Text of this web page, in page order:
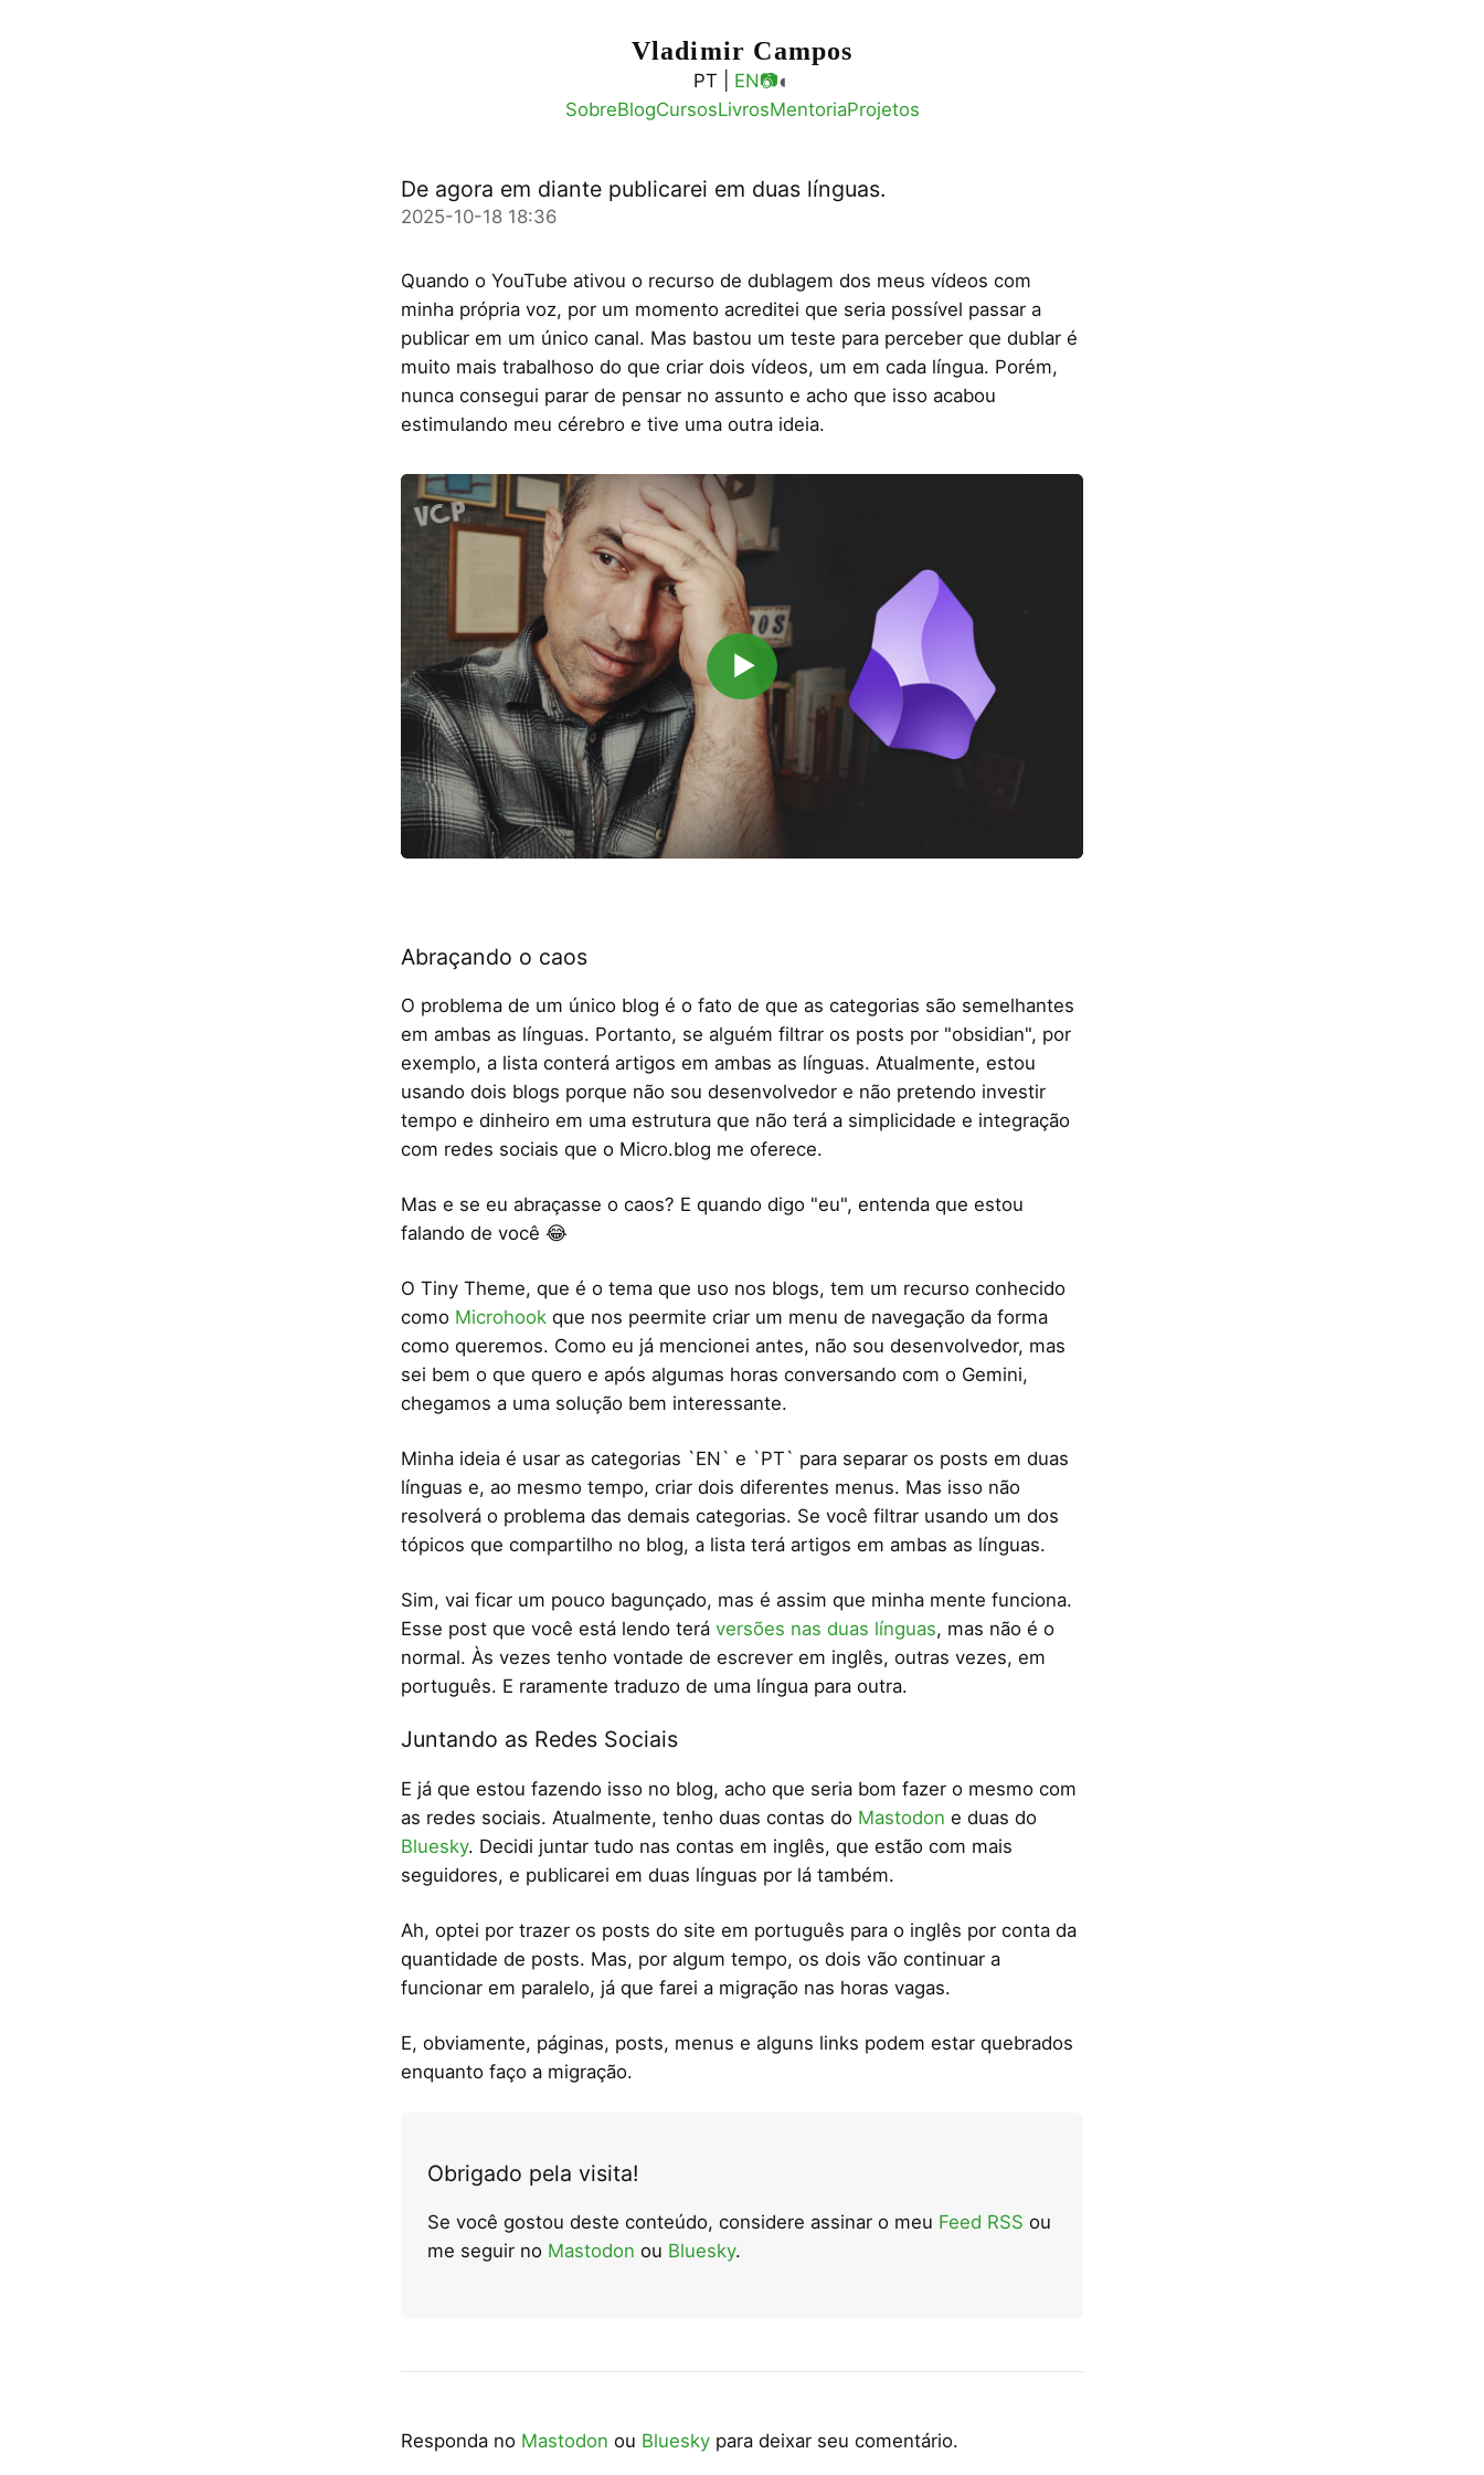
Vladimir Campos
PT | EN📷◐
SobreBlogCursosLivrosMentoriaProjetos
De agora em diante publicarei em duas línguas.
2025-10-18 18:36
Quando o YouTube ativou o recurso de dublagem dos meus vídeos com
minha própria voz, por um momento acreditei que seria possível passar a
publicar em um único canal. Mas bastou um teste para perceber que dublar é
muito mais trabalhoso do que criar dois vídeos, um em cada língua. Porém,
nunca consegui parar de pensar no assunto e acho que isso acabou
estimulando meu cérebro e tive uma outra ideia.
▶
Abraçando o caos
O problema de um único blog é o fato de que as categorias são semelhantes
em ambas as línguas. Portanto, se alguém filtrar os posts por "obsidian", por
exemplo, a lista conterá artigos em ambas as línguas. Atualmente, estou
usando dois blogs porque não sou desenvolvedor e não pretendo investir
tempo e dinheiro em uma estrutura que não terá a simplicidade e integração
com redes sociais que o Micro.blog me oferece.
Mas e se eu abraçasse o caos? E quando digo "eu", entenda que estou
falando de você 😂
O Tiny Theme, que é o tema que uso nos blogs, tem um recurso conhecido
como Microhook que nos peermite criar um menu de navegação da forma
como queremos. Como eu já mencionei antes, não sou desenvolvedor, mas
sei bem o que quero e após algumas horas conversando com o Gemini,
chegamos a uma solução bem interessante.
Minha ideia é usar as categorias `EN` e `PT` para separar os posts em duas
línguas e, ao mesmo tempo, criar dois diferentes menus. Mas isso não
resolverá o problema das demais categorias. Se você filtrar usando um dos
tópicos que compartilho no blog, a lista terá artigos em ambas as línguas.
Sim, vai ficar um pouco bagunçado, mas é assim que minha mente funciona.
Esse post que você está lendo terá versões nas duas línguas, mas não é o
normal. Às vezes tenho vontade de escrever em inglês, outras vezes, em
português. E raramente traduzo de uma língua para outra.
Juntando as Redes Sociais
E já que estou fazendo isso no blog, acho que seria bom fazer o mesmo com
as redes sociais. Atualmente, tenho duas contas do Mastodon e duas do
Bluesky. Decidi juntar tudo nas contas em inglês, que estão com mais
seguidores, e publicarei em duas línguas por lá também.
Ah, optei por trazer os posts do site em português para o inglês por conta da
quantidade de posts. Mas, por algum tempo, os dois vão continuar a
funcionar em paralelo, já que farei a migração nas horas vagas.
E, obviamente, páginas, posts, menus e alguns links podem estar quebrados
enquanto faço a migração.
Obrigado pela visita!
Se você gostou deste conteúdo, considere assinar o meu Feed RSS ou
me seguir no Mastodon ou Bluesky.
Responda no Mastodon ou Bluesky para deixar seu comentário.